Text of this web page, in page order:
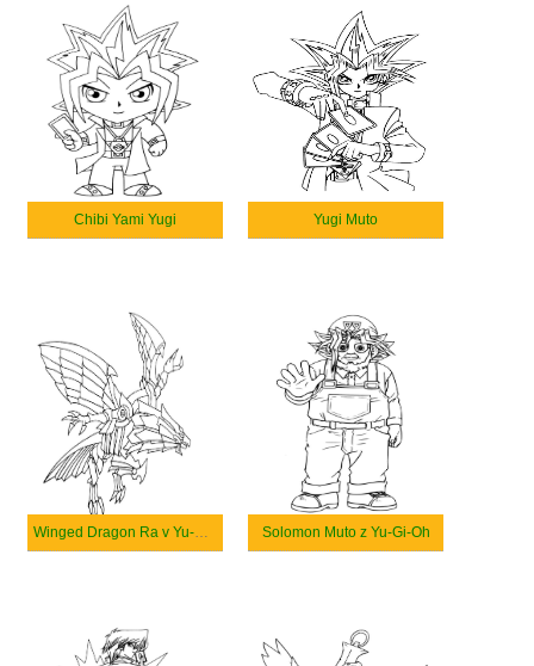
Chibi Yami Yugi Yugi Muto
Winged Dragon Ra v Yu-Gi-Oh Solomon Muto z Yu-Gi-Oh